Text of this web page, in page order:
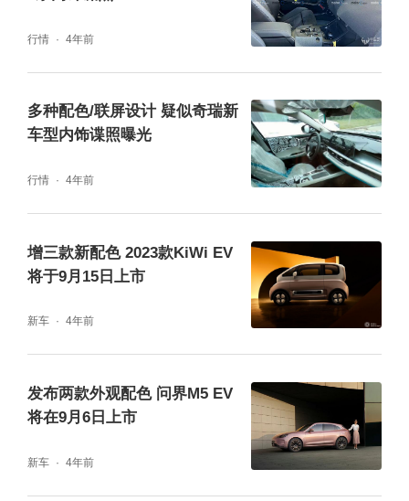
行情 4年前
多种配色/联屏设计 疑似奇瑞新
车型内饰谍照曝光
行情 4年前
增三款新配色 2023款KiWi EV
将于9月15日上市
新车 4年前
发布两款外观配色 问界M5 EV
将在9月6日上市
新车 4年前